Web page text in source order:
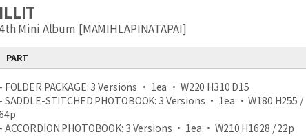
Mini Album [MAMIHLAPINATAPAI]
PART
FOLDER PACKAGE: 3 Versions ‧ 1ea ‧ W220 H310 D15
SADDLE-STITCHED PHOTOBOOK: 3 Versions ‧ 1ea ‧ W180 H255 /
ACCORDION PHOTOBOOK: 3 Versions ‧ 1ea ‧ W210 H1628 / 22p